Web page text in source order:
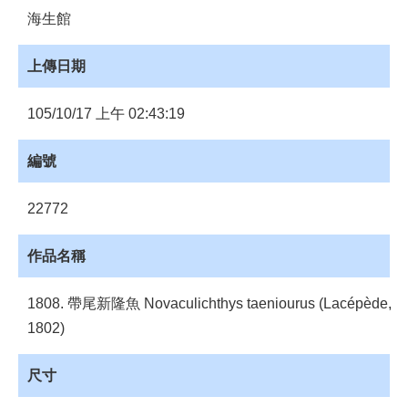
專
區
首
登
導
覽
物
車
海生館
上傳日期
105/10/17 上午 02:43:19
編號
22772
作品名稱
1808. 帶尾新隆魚 Novaculichthys taeniourus (Lacépède,
1802)
尺寸